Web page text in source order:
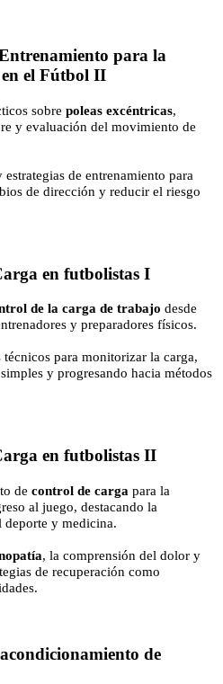
para la
en el Fútbol II
sobre poleas excéntricas,
y evaluación del movimiento de
de entrenamiento para
de dirección y reducir el riesgo
en futbolistas I
de la carga de trabajo desde
y preparadores físicos.
técnicos para monitorizar la carga,
y progresando hacia métodos
en futbolistas II
de control de carga para la
al juego, destacando la
deporte y medicina.
, la comprensión del dolor y
de recuperación como
de